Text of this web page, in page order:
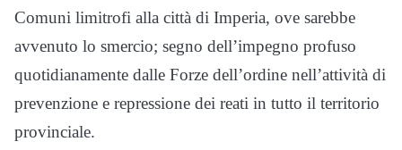
Comuni limitrofi alla città di Imperia, ove sarebbe
avvenuto lo smercio; segno dell’impegno profuso
quotidianamente dalle Forze dell’ordine nell’attività di
prevenzione e repressione dei reati in tutto il territorio
provinciale.